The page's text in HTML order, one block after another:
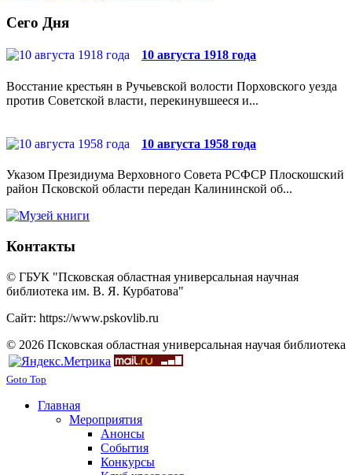
Сего Дня
10 августа 1918 года
Восстание крестьян в Ручьевской волости Порховского уезда
против Советской власти, перекинувшееся и...
10 августа 1958 года
Указом Президиума Верховного Совета РСФСР Плоскошский
район Псковской области передан Калининской об...
Контакты
© ГБУК "Псковская областная универсальная научная
библиотека им. В. Я. Курбатова"
Сайт: https://www.pskovlib.ru
© 2026 Псковская областная универсальная научая библиотека
Goto Top
Главная
Мероприятия
Анонсы
События
Конкурсы